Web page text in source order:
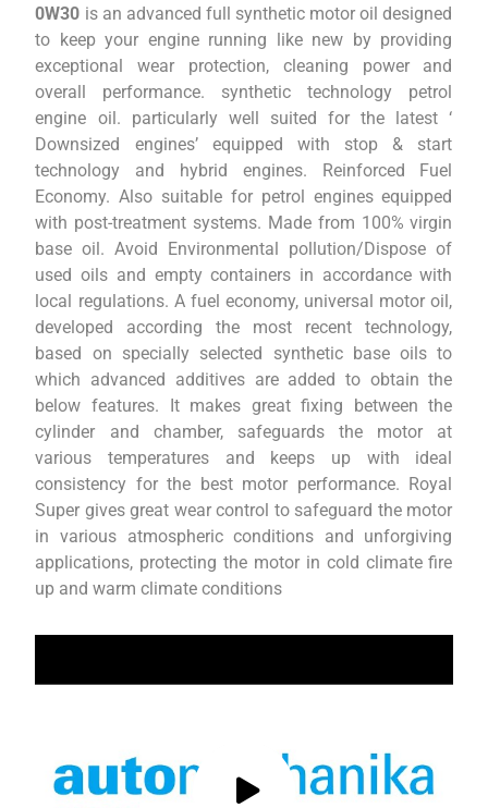
0W30 is an advanced full synthetic motor oil designed
to keep your engine running like new by providing
exceptional wear protection, cleaning power and
overall performance. synthetic technology petrol
engine oil. particularly well suited for the latest ‘
Downsized engines’ equipped with stop & start
technology and hybrid engines. Reinforced Fuel
Economy. Also suitable for petrol engines equipped
with post-treatment systems. Made from 100% virgin
base oil. Avoid Environmental pollution/Dispose of
used oils and empty containers in accordance with
local regulations. A fuel economy, universal motor oil,
developed according the most recent technology,
based on specially selected synthetic base oils to
which advanced additives are added to obtain the
below features. It makes great fixing between the
cylinder and chamber, safeguards the motor at
various temperatures and keeps up with ideal
consistency for the best motor performance. Royal
Super gives great wear control to safeguard the motor
in various atmospheric conditions and unforgiving
applications, protecting the motor in cold climate fire
up and warm climate conditions